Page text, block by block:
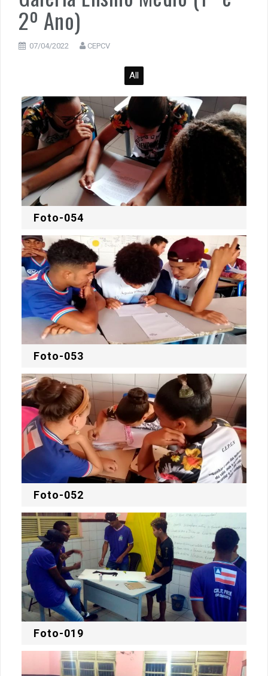
2º Ano)
07/04/2022 CEPCV
All
Foto-054
Foto-053
Foto-052
Foto-019